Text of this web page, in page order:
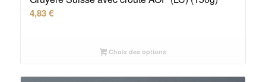
4,83€
Choix des options